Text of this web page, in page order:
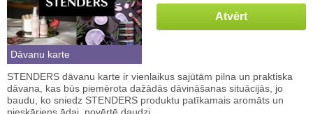
Dāvanu karte
Atvērt
STENDERS dāvanu karte ir vienlaikus sajūtām pilna un praktiska
dāvana, kas būs piemērota dažādās dāvināšanas situācijās, jo
baudu, ko sniedz STENDERS produktu patīkamais aromāts un
pieskāriens ādai, novērtē daudzi.